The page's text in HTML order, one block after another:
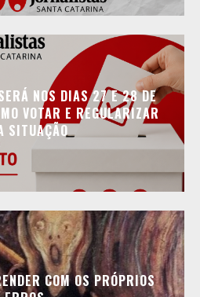
NOS DIAS 27 E 28 DE
VOTAR E REGULARIZAR
SITUAÇÃO
COM OS PRÓPRIOS